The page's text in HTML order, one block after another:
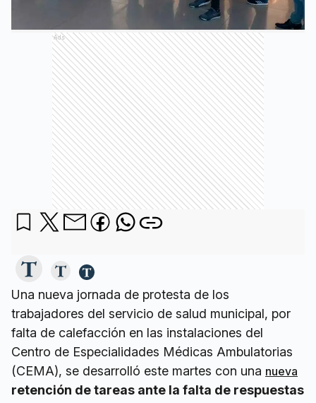
Ads
Una nueva jornada de protesta de los
trabajadores del servicio de salud municipal, por
falta de calefacción en las instalaciones del
Centro de Especialidades Médicas Ambulatorias
(CEMA), se desarrolló este martes con una nueva
retención de tareas ante la falta de respuestas